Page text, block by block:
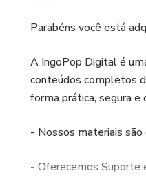
Parabéns você está
A IngoPop Digital é
conteúdos completos
forma prática, segura e
- Nossos materiais
- Oferecemos Suporte